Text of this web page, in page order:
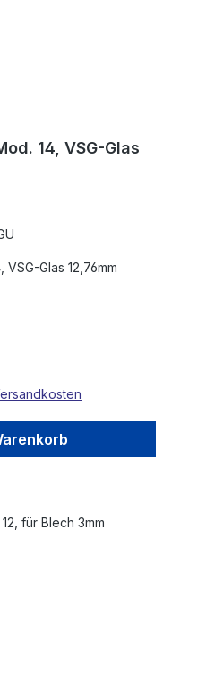
14, VSG-Glas
VSG-Glas 12,76mm